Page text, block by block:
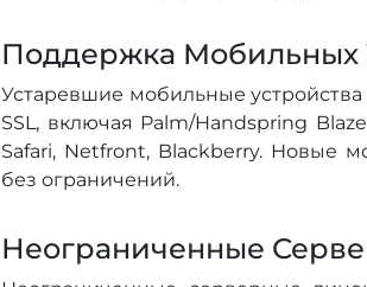
Поддержка Мобильных
Устаревшие мобильные
SSL, включая Palm/Handspring
Safari, Netfront, Blackberry. Новые
без ограничений.
Неограниченные